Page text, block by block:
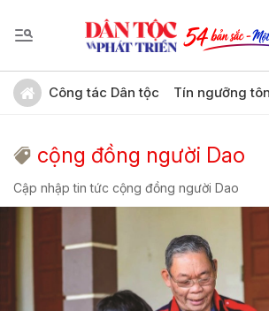
Công tác Dân tộc Tín ngưỡng
cộng đồng người Dao
Cập nhập tin tức cộng đồng người Dao